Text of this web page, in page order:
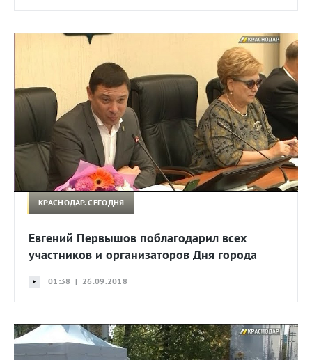
КРАСНОДАР. СЕГОДНЯ
Евгений Первышов поблагодарил всех
участников и организаторов Дня города
01:38 | 26.09.2018